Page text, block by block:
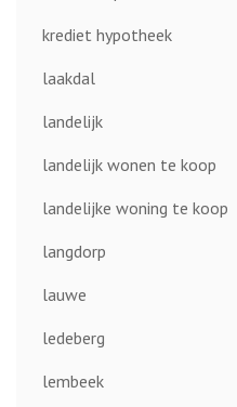
krediet hypotheek
laakdal
landelijk
landelijk wonen te koop
landelijke woning te koop
langdorp
lauwe
ledeberg
lembeek